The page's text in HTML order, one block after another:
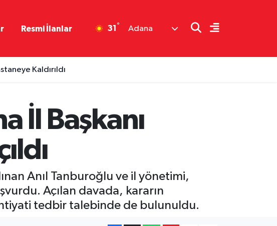
Resmi İlanlar 31 ° Adana
Kaldırıldı
İl Başkanı
Anıl Tanburoğlu ve il yönetimi,
Açılan davada, kararın
tedbir talebinde de bulunuldu.